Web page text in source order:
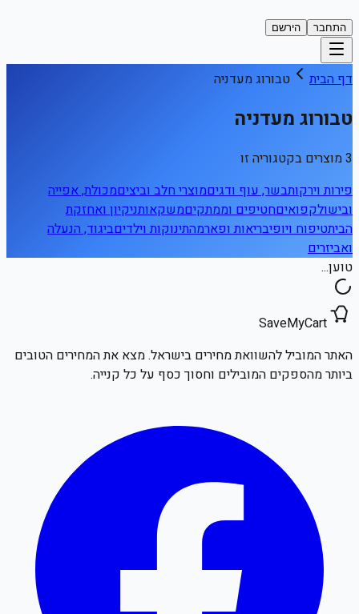
התחבר הירשם
דף הבית טבורוג מעדניה
טבורוג מעדניה
3 מוצרים בקטגוריה זו
פירות וירקותבשר, עוף ודגיםמוצרי חלב וביציםמכולת, אפייה
ובישולקפואיםחטיפים וממתקיםמשקאותניקיון ואחזקת
הביתטיפוח ויופיבריאות ופארמהתינוקות וילדיםביגוד, הנעלה
ואביזרים
טוען...
SaveMyCart
האתר המוביל להשוואת מחירים בישראל. מצא את המחירים הטובים
ביותר מהספקים המובילים וחסוך כסף על כל קנייה.